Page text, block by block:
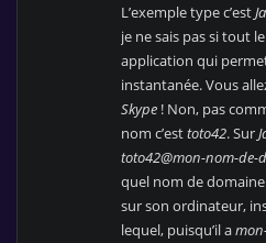
L’exemple type c’est
je ne sais pas si tout
application qui
instantanée. Vous
Skype ! Non, pas
nom c’esttoto42. Sur
toto42@mon-nom-de-
quel nom de
sur son ordinateur,
lequel, puisqu’il a